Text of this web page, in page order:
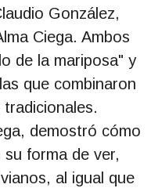
González,
Ciega. Ambos
de la mariposa" y
que combinaron
demostró cómo
forma de ver,
al igual que